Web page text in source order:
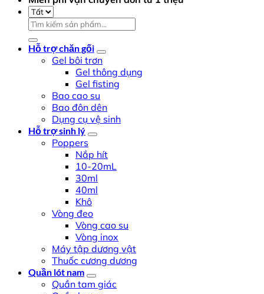
Tìm
Hỗ trợ chăn gối
Gel bôi trơn
Gel thông dụng
Gel fisting
Bao cao su
Bao đôn dên
Dụng cụ vệ sinh
Hỗ trợ sinh lý
Poppers
Nắp hít
10-20mL
30ml
40ml
Khô
Vòng đeo
Vòng cao su
Vòng inox
Máy tập dương vật
Thuốc cương dương
Quần lót nam
Quần tam giác